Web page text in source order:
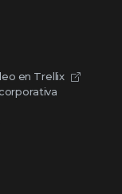
en Trellix